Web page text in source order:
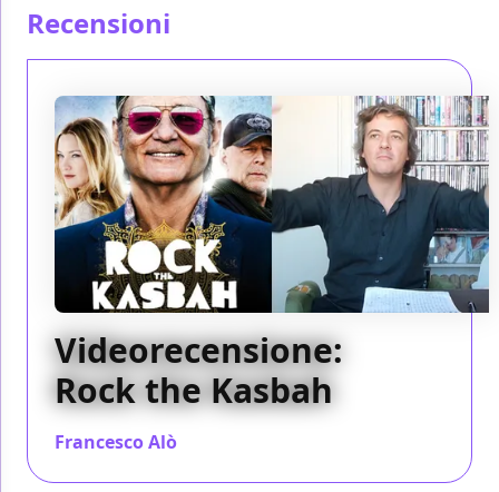
Recensioni
Videorecensione:
Rock the Kasbah
Francesco Alò